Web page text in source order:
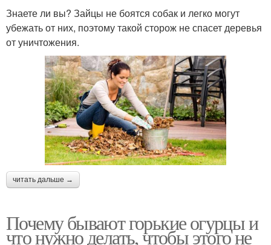
Знаете ли вы? Зайцы не боятся собак и легко могут
убежать от них, поэтому такой сторож не спасет деревья
от уничтожения.
читать дальше →
Почему бывают горькие огурцы и
что нужно делать, чтобы этого не